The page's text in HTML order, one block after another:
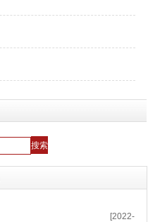
[2022-